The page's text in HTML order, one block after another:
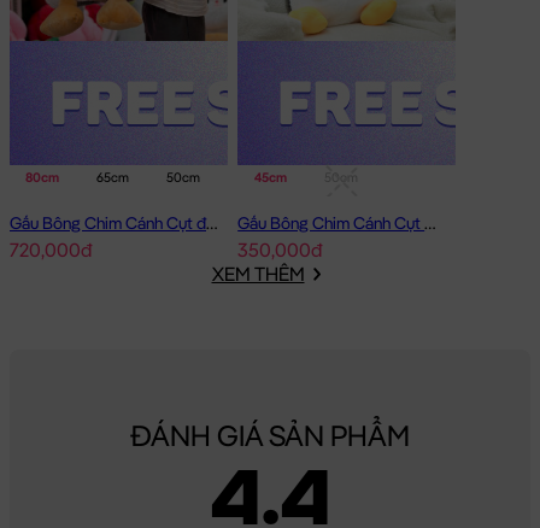
80cm 65cm 50cm
Gấu Bông Chim Cánh Cụt đeo phao
720,000đ
45cm
Gấu Bông Chim Cánh Cụt Baby lông tơ siêu mềm
350,000đ
XEM THÊM
ĐÁNH GIÁ SẢN PHẨM
4.4